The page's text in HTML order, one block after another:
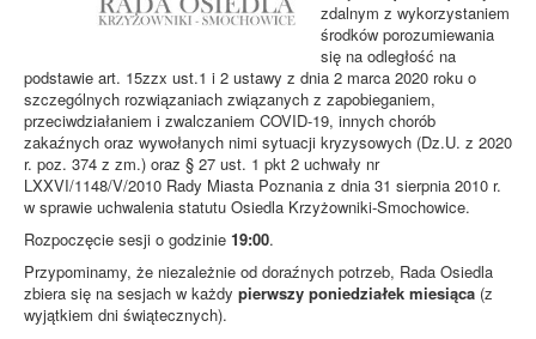
zdalnym z wykorzystaniem
środków porozumiewania
się na odległość na
podstawie art. 15zzx ust.1 i 2 ustawy z dnia 2 marca 2020 roku o
szczególnych rozwiązaniach związanych z zapobieganiem,
przeciwdziałaniem i zwalczaniem COVID-19, innych chorób
zakaźnych oraz wywołanych nimi sytuacji kryzysowych (Dz.U. z 2020
r. poz. 374 z zm.) oraz § 27 ust. 1 pkt 2 uchwały nr
LXXVI/1148/V/2010 Rady Miasta Poznania z dnia 31 sierpnia 2010 r.
w sprawie uchwalenia statutu Osiedla Krzyżowniki-Smochowice.
Rozpoczęcie sesji o godzinie 19:00.
Przypominamy, że niezależnie od doraźnych potrzeb, Rada Osiedla
zbiera się na sesjach w każdy pierwszy poniedziałek miesiąca (z
wyjątkiem dni świątecznych).